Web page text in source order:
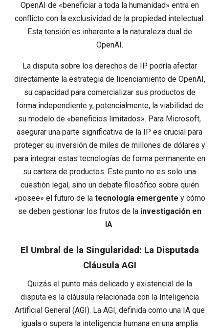
OpenAI de «beneficiar a toda la humanidad» entra en
conflicto con la exclusividad de la propiedad intelectual.
Esta tensión es inherente a la naturaleza dual de
OpenAI.
La disputa sobre los derechos de IP podría afectar
directamente la estrategia de licenciamiento de OpenAI,
su capacidad para comercializar sus productos de
forma independiente y, potencialmente, la viabilidad de
su modelo de «beneficios limitados». Para Microsoft,
asegurar una parte significativa de la IP es crucial para
proteger su inversión de miles de millones de dólares y
para integrar estas tecnologías de forma permanente en
su cartera de productos. Este punto no es solo una
cuestión legal, sino un debate filosófico sobre quién
«posee» el futuro de la tecnología emergente y cómo
se deben gestionar los frutos de la investigación en
IA.
El Umbral de la Singularidad: La Disputada
Cláusula AGI
Quizás el punto más delicado y existencial de la
disputa es la cláusula relacionada con la Inteligencia
Artificial General (AGI). La AGI, definida como una IA que
iguala o supera la inteligencia humana en una amplia